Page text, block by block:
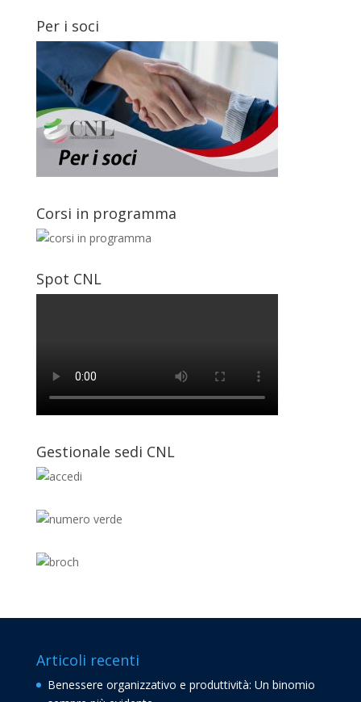
Per i soci
Corsi in programma
Spot CNL
Gestionale sedi CNL
Articoli recenti
Benessere organizzativo e produttività: Un binomio